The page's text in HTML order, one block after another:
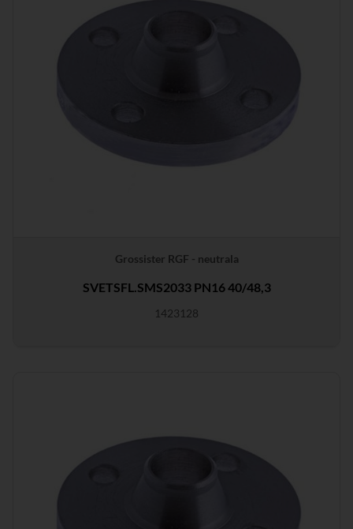
Grossister RGF - neutrala
SVETSFL.SMS2033 PN16 40/48,3
1423128